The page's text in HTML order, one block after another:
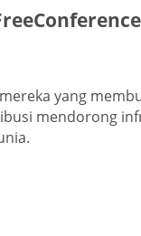
yang
mendorong